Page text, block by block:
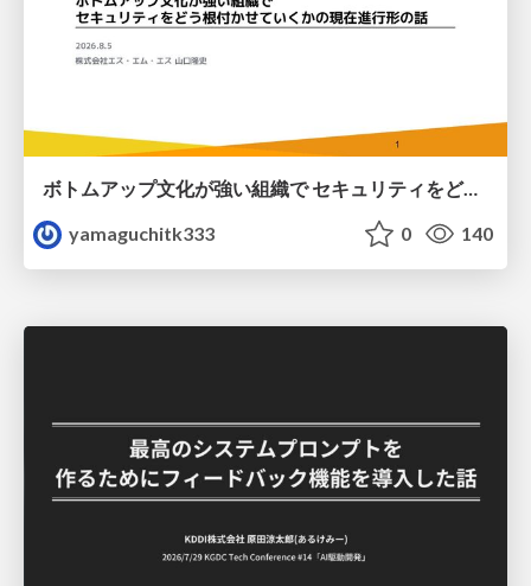
ボトムアップ文化が強い組織で セキュリティをどう根付かせていくかの現在進行形の話 / Making Security Stick in a Bottom-Up Organization
yamaguchitk333
0 140